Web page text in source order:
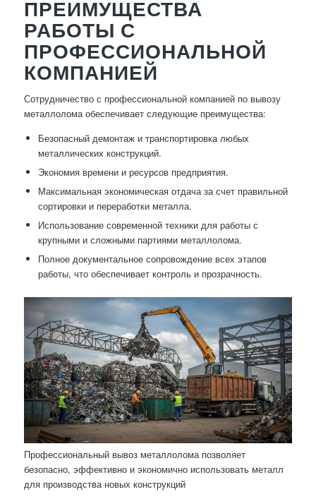
ПРЕИМУЩЕСТВА
РАБОТЫ С
ПРОФЕССИОНАЛЬНОЙ
КОМПАНИЕЙ
Сотрудничество с профессиональной компанией по вывозу
металлолома обеспечивает следующие преимущества:
Безопасный демонтаж и транспортировка любых
металлических конструкций.
Экономия времени и ресурсов предприятия.
Максимальная экономическая отдача за счет правильной
сортировки и переработки металла.
Использование современной техники для работы с
крупными и сложными партиями металлолома.
Полное документальное сопровождение всех этапов
работы, что обеспечивает контроль и прозрачность.
Профессиональный вывоз металлолома позволяет
безопасно, эффективно и экономично использовать металл
для производства новых конструкций